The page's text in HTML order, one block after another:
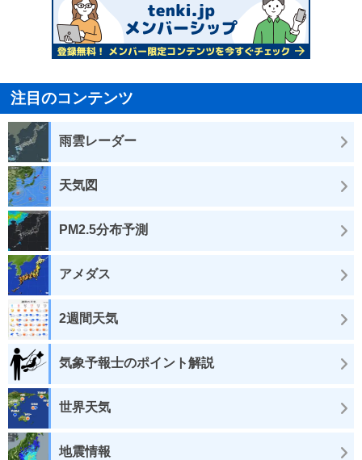
注目のコンテンツ
雨雲レーダー
天気図
PM2.5分布予測
アメダス
2週間天気
気象予報士のポイント解説
世界天気
地震情報